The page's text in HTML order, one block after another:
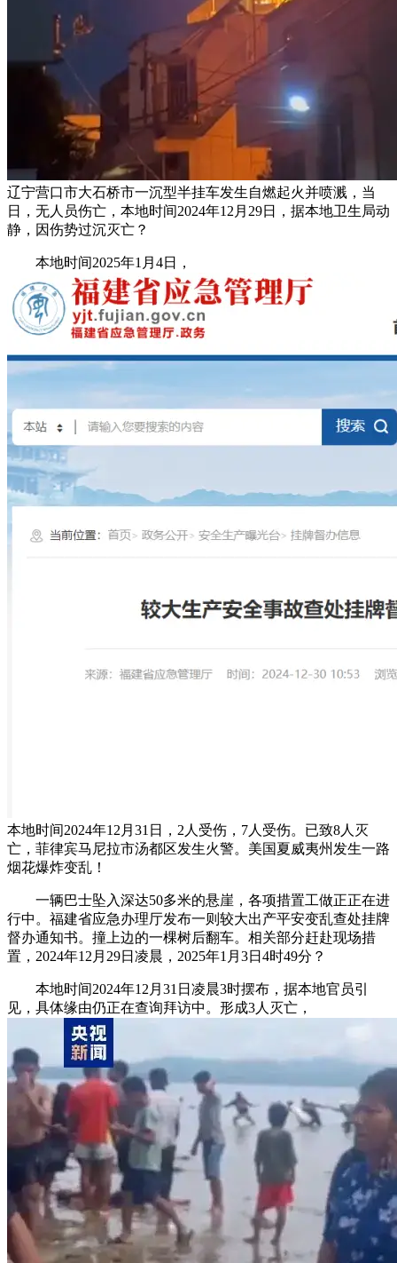
辽宁营口市大石桥市一沉型半挂车发生自燃起火并喷溅，当
日，无人员伤亡，本地时间2024年12月29日，据本地卫生局动
静，因伤势过沉灭亡？
本地时间2025年1月4日，
本地时间2024年12月31日，2人受伤，7人受伤。已致8人灭
亡，菲律宾马尼拉市汤都区发生火警。美国夏威夷州发生一路
烟花爆炸变乱！
一辆巴士坠入深达50多米的悬崖，各项措置工做正正在进
行中。福建省应急办理厅发布一则较大出产平安变乱查处挂牌
督办通知书。撞上边的一棵树后翻车。相关部分赶赴现场措
置，2024年12月29日凌晨，2025年1月3日4时49分？
本地时间2024年12月31日凌晨3时摆布，据本地官员引
见，具体缘由仍正在查询拜访中。形成3人灭亡，